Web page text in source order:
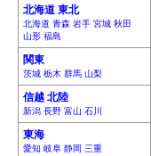
北海道 東北
北海道 青森 岩手 宮城 秋田
山形 福島
関東
茨城 栃木 群馬 山梨
信越 北陸
新潟 長野 富山 石川
東海
愛知 岐阜 静岡 三重